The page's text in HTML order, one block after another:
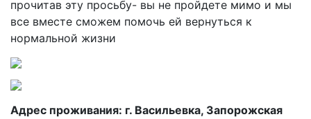
прочитав эту просьбу- вы не пройдете мимо и мы
все вместе сможем помочь ей вернуться к
нормальной жизни
Адрес проживания: г. Васильевка, Запорожская